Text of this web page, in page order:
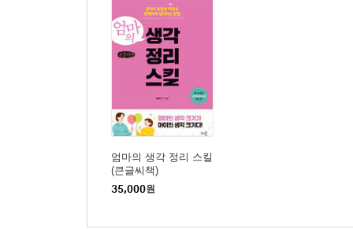
엄마의 생각 정리 스킬
(큰글씨책)
35,000원